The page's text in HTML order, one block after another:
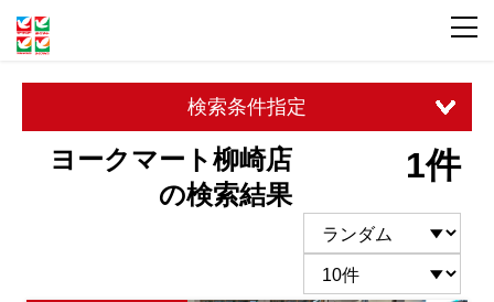
検索条件指定
ヨークマート柳崎店
の検索結果
1件